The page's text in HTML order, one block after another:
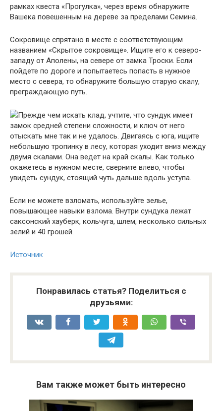
рамках квеста «Прогулка», через время обнаружите
Вашека повешенным на дереве за пределами Семина.
Сокровище спрятано в месте с соответствующим
названием «Скрытое сокровище». Ищите его к северо-
западу от Аполены, на севере от замка Троски. Если
пойдете по дороге и попытаетесь попасть в нужное
место с севера, то обнаружите большую старую скалу,
преграждающую путь.
Прежде чем искать клад, учтите, что сундук имеет
замок средней степени сложности, и ключ от него
отыскать мне так и не удалось. Двигаясь с юга, ищите
небольшую тропинку в лесу, которая уходит вниз между
двумя скалами. Она ведет на край скалы. Как только
окажетесь в нужном месте, сверните влево, чтобы
увидеть сундук, стоящий чуть дальше вдоль уступа.
Если не можете взломать, используйте зелье,
повышающее навыки взлома. Внутри сундука лежат
саксонский хауберк, кольчуга, шлем, несколько сильных
зелий и 40 грошей.
Источник
Понравилась статья? Поделиться с
друзьями:
Вам также может быть интересно